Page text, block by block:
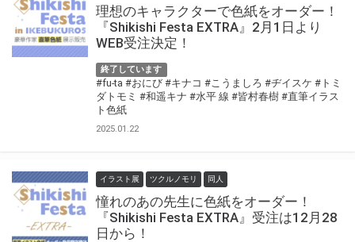
理想のキャラクターで色紙をオーダー！
『Shikishi Festa EXTRA』2月1日より
WEB受注決定！
終了しています
#fu-ta #おにび #キナコ #こうましろ #ヂイスケ #トミ
ダトモミ #和遥キナ #水平 線 #皆村春樹 #直筆イラス
ト色紙
2025.01.22
イラスト展 ツクルノモリ 同人
憧れのあの先生に色紙をオーダー！
『Shikishi Festa EXTRA』受注は12月28
日から！